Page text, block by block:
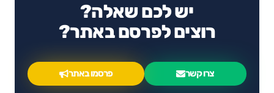
יש לכם שאלה?
רוצים לפרסם באתר?
צרו קשר פרסמו באתר